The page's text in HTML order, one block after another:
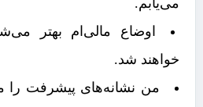
می‌یابم.
اوضاع مالی‌ام بهتر
خواهند شد.
من نشانه‌های پیشرفت را